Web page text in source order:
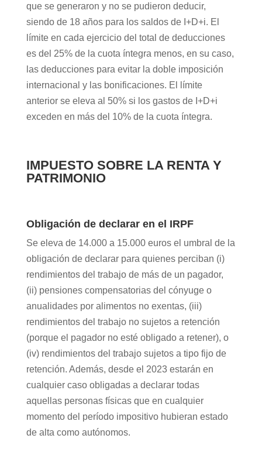
que se generaron y no se pudieron deducir,
siendo de 18 años para los saldos de I+D+i. El
límite en cada ejercicio del total de deducciones
es del 25% de la cuota íntegra menos, en su caso,
las deducciones para evitar la doble imposición
internacional y las bonificaciones. El límite
anterior se eleva al 50% si los gastos de I+D+i
exceden en más del 10% de la cuota íntegra.
IMPUESTO SOBRE LA RENTA Y
PATRIMONIO
Obligación de declarar en el IRPF
Se eleva de 14.000 a 15.000 euros el umbral de la
obligación de declarar para quienes perciban (i)
rendimientos del trabajo de más de un pagador,
(ii) pensiones compensatorias del cónyuge o
anualidades por alimentos no exentas, (iii)
rendimientos del trabajo no sujetos a retención
(porque el pagador no esté obligado a retener), o
(iv) rendimientos del trabajo sujetos a tipo fijo de
retención. Además, desde el 2023 estarán en
cualquier caso obligadas a declarar todas
aquellas personas físicas que en cualquier
momento del período impositivo hubieran estado
de alta como autónomos.